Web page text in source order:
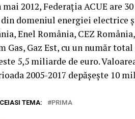
2012, Federaţia ACUE are
domeniul energiei electrice
Enel România, CEZ
Gas, Gaz Est, cu un număr
5,5 miliarde de euro.
2005-2017 depăşeşte 10
TEMA: PRIMA